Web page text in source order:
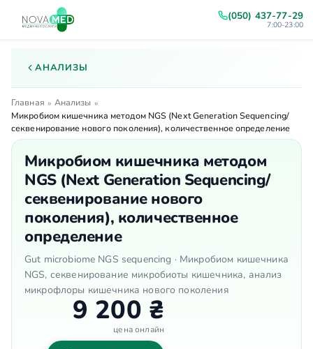
(050) 437-77-29
7:00-23:00
АНАЛИЗЫ
Главная » Анализы »
Микробиом кишечника методом NGS (Next Generation Sequencing/
секвенирование нового поколения), количественное определение
Микробиом кишечника методом
NGS (Next Generation Sequencing/
секвенирование нового
поколения), количественное
определение
Gut microbiome NGS sequencing · Микробиом кишечника
NGS, секвенирование микробиоты кишечника, анализ
микрофлоры кишечника нового поколения
9 200 ₴
цена онлайн